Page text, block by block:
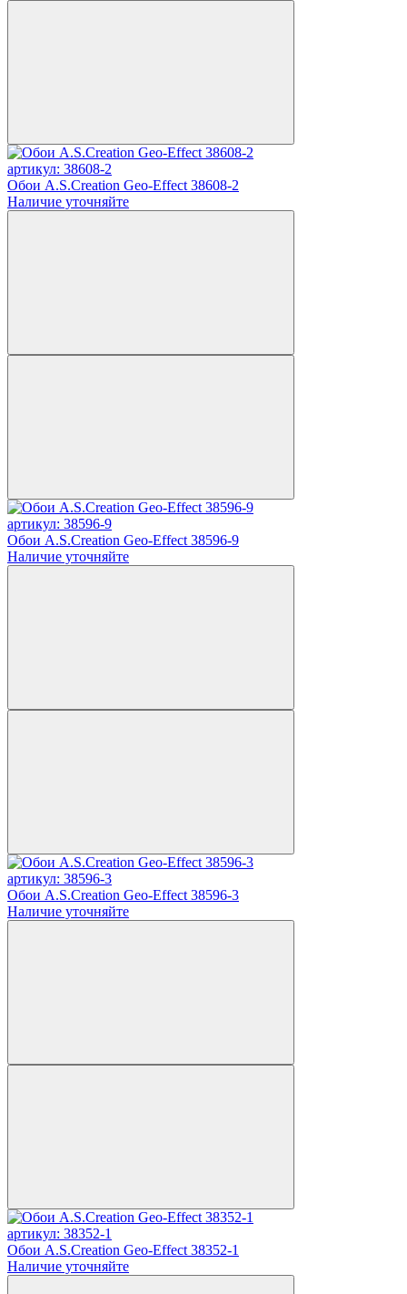
артикул: 38608-2
Обои A.S.Creation Geo-Effect 38608-2
Наличие уточняйте
артикул: 38596-9
Обои A.S.Creation Geo-Effect 38596-9
Наличие уточняйте
артикул: 38596-3
Обои A.S.Creation Geo-Effect 38596-3
Наличие уточняйте
артикул: 38352-1
Обои A.S.Creation Geo-Effect 38352-1
Наличие уточняйте